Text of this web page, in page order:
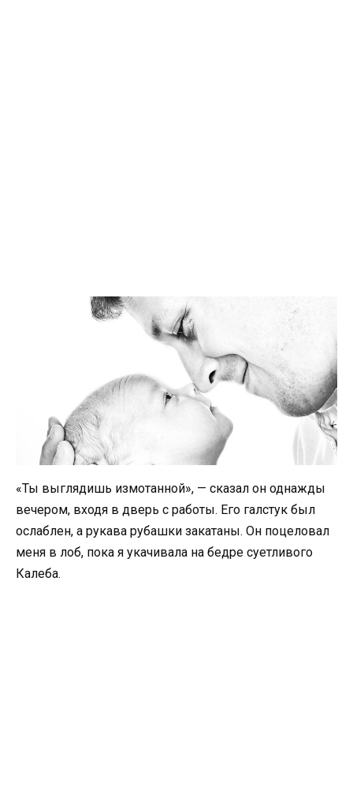
«Ты выглядишь измотанной», — сказал он однажды
вечером, входя в дверь с работы. Его галстук был
ослаблен, а рукава рубашки закатаны. Он поцеловал
меня в лоб, пока я укачивала на бедре суетливого
Калеба.